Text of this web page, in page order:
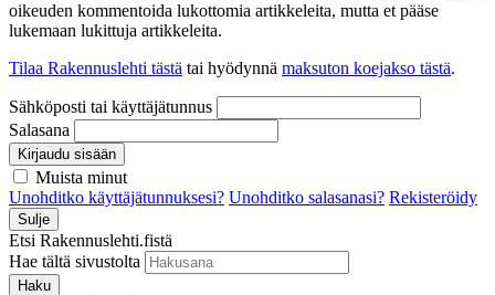
oikeuden kommentoida lukottomia artikkeleita, mutta et pääse
lukemaan lukittuja artikkeleita.
Tilaa Rakennuslehti tästä tai hyödynnä maksuton koejakso tästä.
Sähköposti tai käyttäjätunnus
Salasana
Kirjaudu sisään
Muista minut
Unohditko käyttäjätunnuksesi? Unohditko salasanasi? Rekisteröidy
Sulje
Etsi Rakennuslehti.fistä
Hae tältä sivustolta
Haku